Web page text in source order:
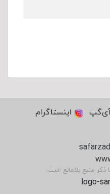
اینستاگرام
ذکر منبع بلامانع است